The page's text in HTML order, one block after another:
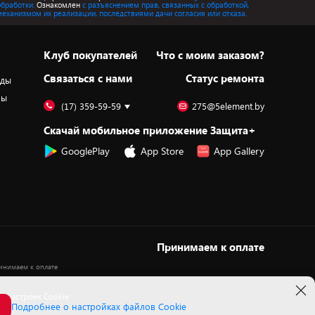
Ознакомлен с разъяснением прав, связанных с обработкой,
их реализации, последствиями дачи согласия или отказа.
Клуб покупателей
Cвязаться с нами
Что с моим заказом?
Статус ремонта
(17) 359-59-59 275@5element.by
Скачай мобильное приложение Защита+
GooglePlay App Store App Gallery
Принимаем к оплате
Cookie
Подробнее о настройках файлов Cookie